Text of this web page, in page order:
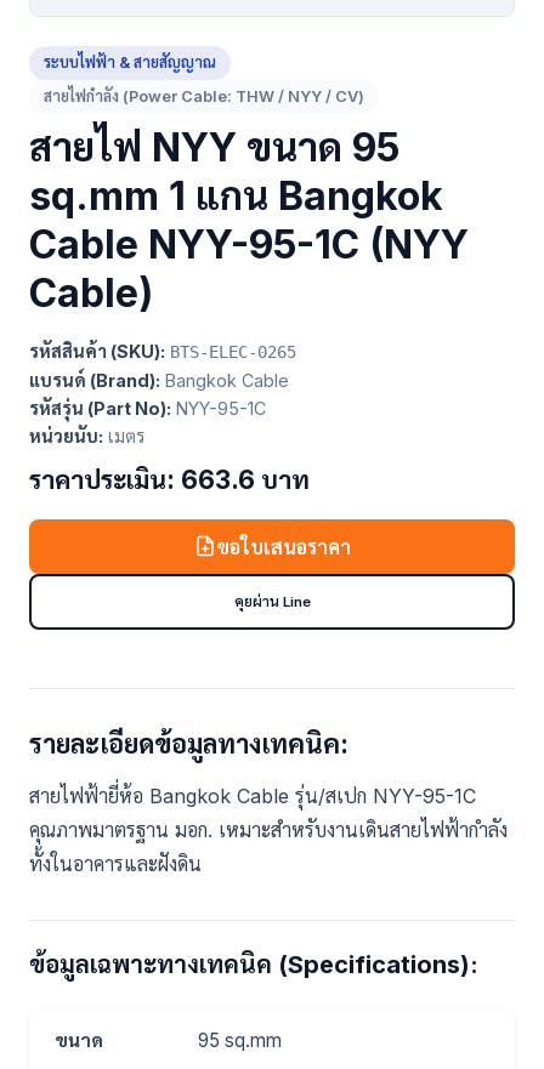
ระบบไฟฟ้า & สายสัญญาณ
สายไฟกำลัง (Power Cable: THW / NYY / CV)
สายไฟ NYY ขนาด 95
sq.mm 1 แกน Bangkok
Cable NYY-95-1C (NYY
Cable)
รหัสสินค้า (SKU): BTS-ELEC-0265
แบรนด์ (Brand): Bangkok Cable
รหัสรุ่น (Part No): NYY-95-1C
หน่วยนับ: เมตร
ราคาประเมิน: 663.6 บาท
ขอใบเสนอราคา
คุยผ่าน Line
รายละเอียดข้อมูลทางเทคนิค:
สายไฟฟ้ายี่ห้อ Bangkok Cable รุ่น/สเปก NYY-95-1C
คุณภาพมาตรฐาน มอก. เหมาะสำหรับงานเดินสายไฟฟ้ากำลัง
ทั้งในอาคารและฝังดิน
ข้อมูลเฉพาะทางเทคนิค (Specifications):
ขนาด 95 sq.mm